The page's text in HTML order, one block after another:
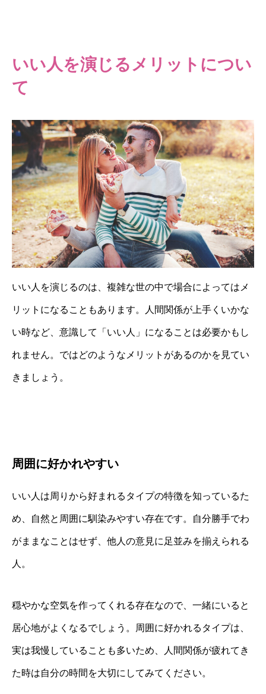
いい人を演じるメリットについ
て
いい人を演じるのは、複雑な世の中で場合によってはメ
リットになることもあります。人間関係が上手くいかな
い時など、意識して「いい人」になることは必要かもし
れません。ではどのようなメリットがあるのかを見てい
きましょう。
周囲に好かれやすい
いい人は周りから好まれるタイプの特徴を知っているた
め、自然と周囲に馴染みやすい存在です。自分勝手でわ
がままなことはせず、他人の意見に足並みを揃えられる
人。
穏やかな空気を作ってくれる存在なので、一緒にいると
居心地がよくなるでしょう。周囲に好かれるタイプは、
実は我慢していることも多いため、人間関係が疲れてき
た時は自分の時間を大切にしてみてください。